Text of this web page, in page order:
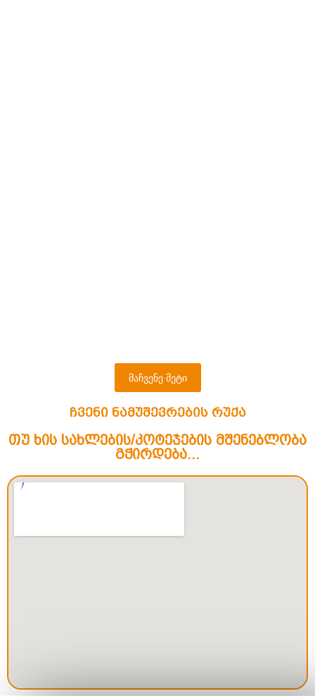
მაჩვენე მეტი
ჩვენი ნამუშევრების რუქა
თუ ხის სახლების/კოტეჯების მშენებლობა
გჭირდება...